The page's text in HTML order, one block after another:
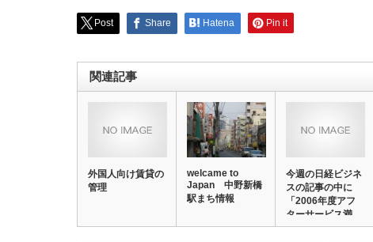
Post Share Hatena Pin it
関連記事
外国人向け賃貸の
管理
welcame to
Japan 中野新橋
駅まち情報
今週の日経ビジネ
スの記事の中に
「2006年度アフ
ターサービス満
足…